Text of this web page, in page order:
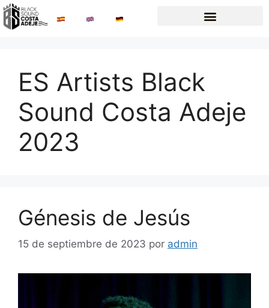
ES Artists Black
Sound Costa Adeje
2023
Génesis de Jesús
15 de septiembre de 2023 por admin